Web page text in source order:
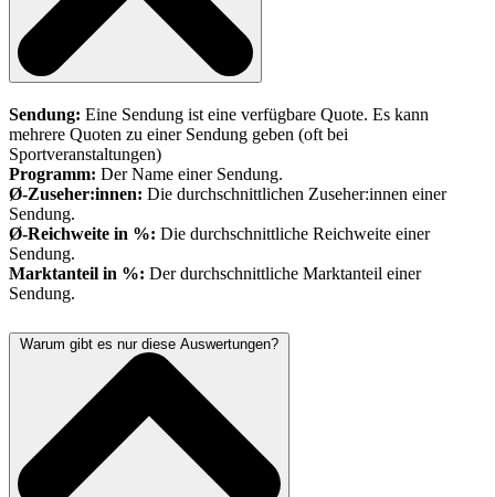
Sendung: Eine Sendung ist eine verfügbare Quote. Es kann
mehrere Quoten zu einer Sendung geben (oft bei
Sportveranstaltungen)
Programm: Der Name einer Sendung.
Ø-Zuseher:innen: Die durchschnittlichen Zuseher:innen einer
Sendung.
Ø-Reichweite in %: Die durchschnittliche Reichweite einer
Sendung.
Marktanteil in %: Der durchschnittliche Marktanteil einer
Sendung.
Warum gibt es nur diese Auswertungen?